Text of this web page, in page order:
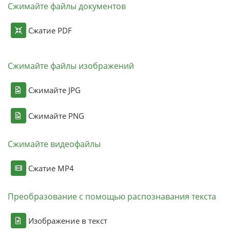
Сжимайте файлы документов
Сжатие PDF
Сжимайте файлы изображений
Сжимайте JPG
Сжимайте PNG
Сжимайте видеофайлы
Сжатие MP4
Преобразование с помощью распознавания текста
Изображение в текст